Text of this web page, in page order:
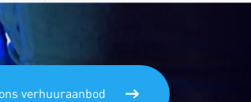
verhuuraanbod